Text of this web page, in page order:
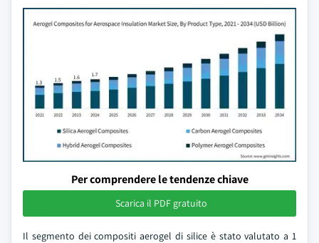
Per comprendere le tendenze chiave
Scarica il PDF gratuito
Il segmento dei compositi aerogel di silice è stato valutato a 1